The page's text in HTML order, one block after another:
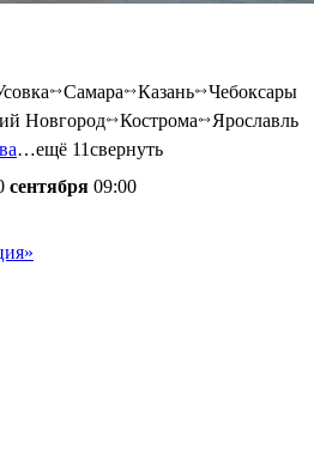
Самара Казань
Чебоксары
Новгород Кострома
Ярославль
…ещё 11свернуть
сентября 09:00